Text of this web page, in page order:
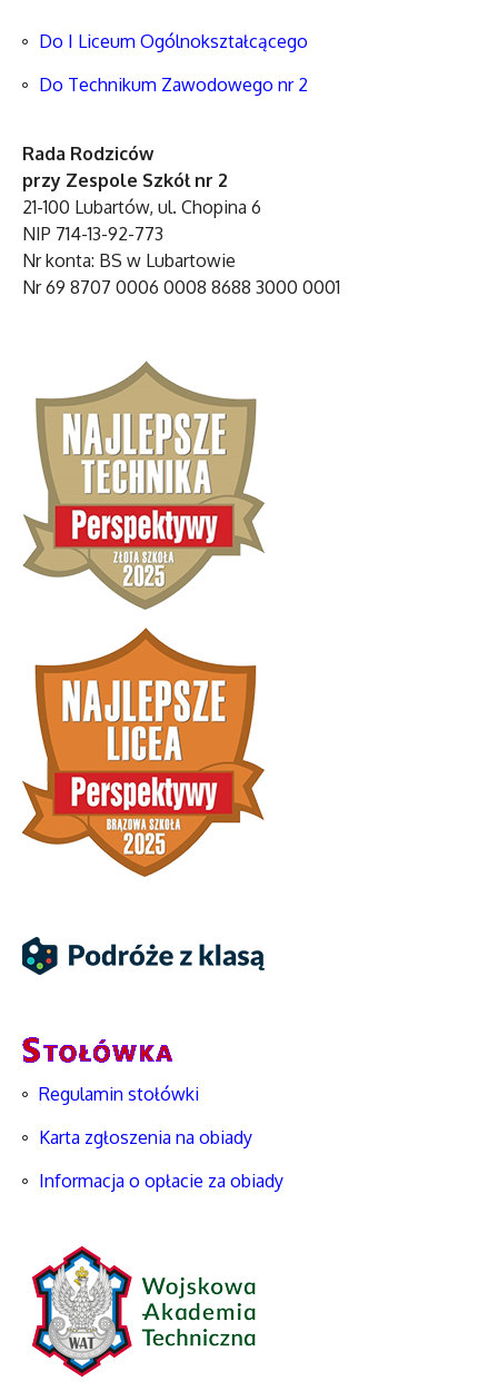
Do I Liceum Ogólnokształcącego
Do Technikum Zawodowego nr 2
Rada Rodziców
przy Zespole Szkół nr 2
21-100 Lubartów, ul. Chopina 6
NIP 714-13-92-773
Nr konta: BS w Lubartowie
Nr 69 8707 0006 0008 8688 3000 0001
Regulamin stołówki
Karta zgłoszenia na obiady
Informacja o opłacie za obiady